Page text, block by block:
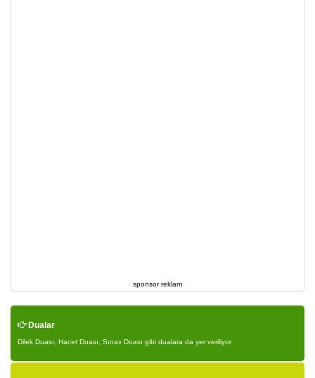
sponsor reklam
Dualar
Dilek Duası, Hacet Duası, Sınav Duası gibi dualara da yer veriliyor